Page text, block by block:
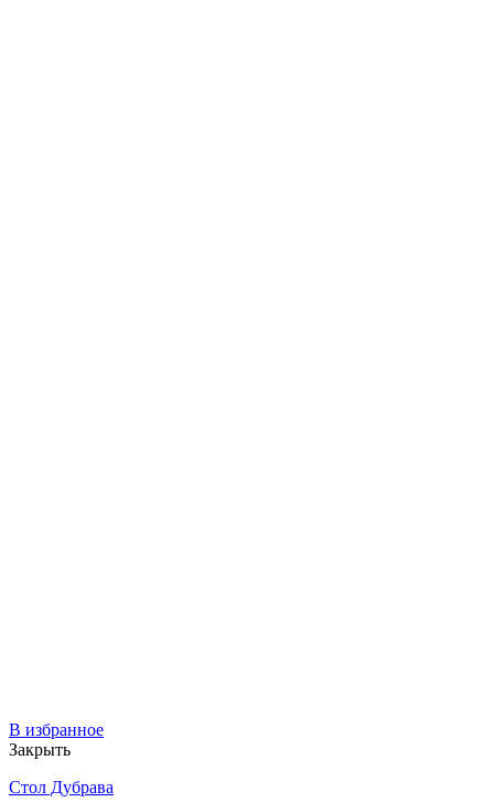
В избранное
Закрыть
Стол Дубрава